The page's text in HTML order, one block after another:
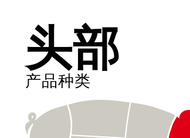
头部
产品种类